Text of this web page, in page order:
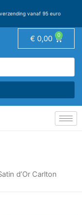
vanaf 95 euro
€ 0,00 0
d’Or Carlton